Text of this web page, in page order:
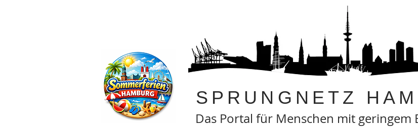
SPRUNGNETZ
Das Portal für Menschen mit geringem